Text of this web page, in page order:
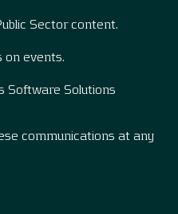
Sector content.
on events.
Software Solutions
communications at any